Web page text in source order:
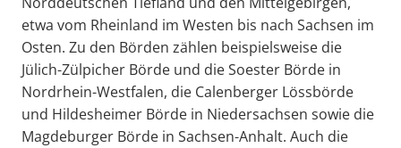
etwa vom Rheinland im Westen bis nach Sachsen im
Osten. Zu den Börden zählen beispielsweise die
Jülich-Zülpicher Börde und die Soester Börde in
Nordrhein-Westfalen, die Calenberger Lössbörde
und Hildesheimer Börde in Niedersachsen sowie die
Magdeburger Börde in Sachsen-Anhalt. Auch die